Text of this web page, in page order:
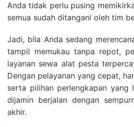
Anda tidak perlu pusing
semua sudah ditangani oleh tim
Jadi, bila Anda sedang
tampil memukau tanpa repot,
layanan sewa alat pesta
Dengan pelayanan yang cepat,
serta pilihan perlengkapan yang
dijamin berjalan dengan
akhir.